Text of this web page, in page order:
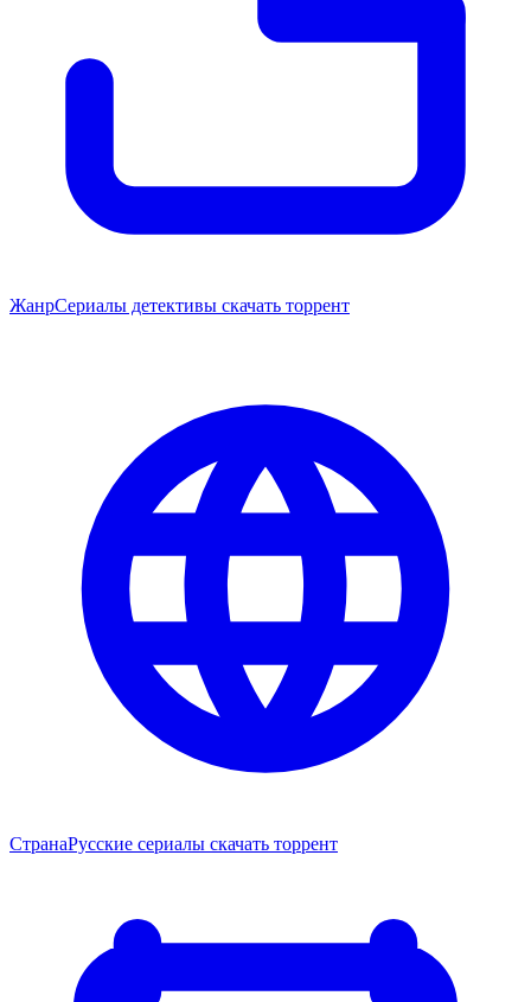
ЖанрСериалы детективы скачать торрент
СтранаРусские сериалы скачать торрент